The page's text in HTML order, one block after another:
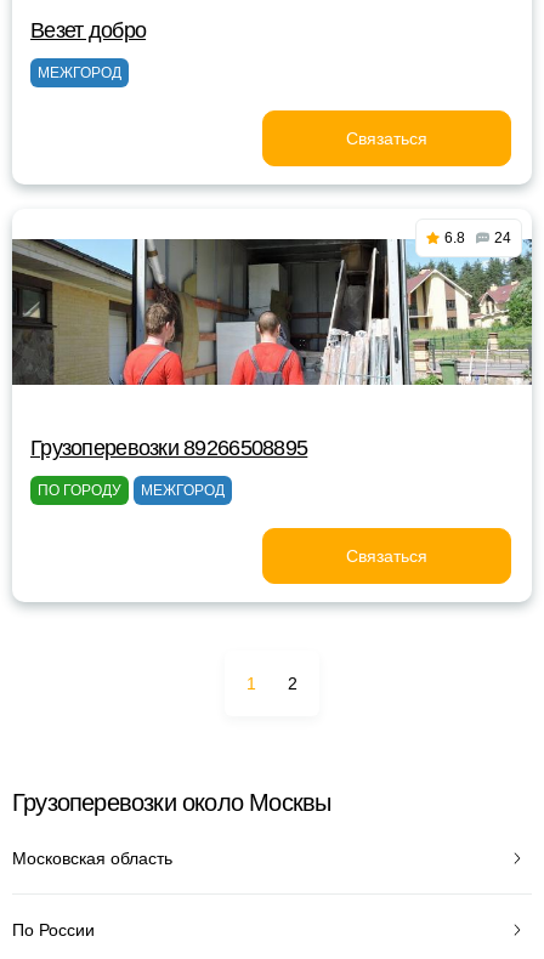
Везет добро
МЕЖГОРОД
Связаться
6.8 24
Грузоперевозки 89266508895
ПО ГОРОДУ МЕЖГОРОД
Связаться
1 2
Грузоперевозки около Москвы
Московская область
По России